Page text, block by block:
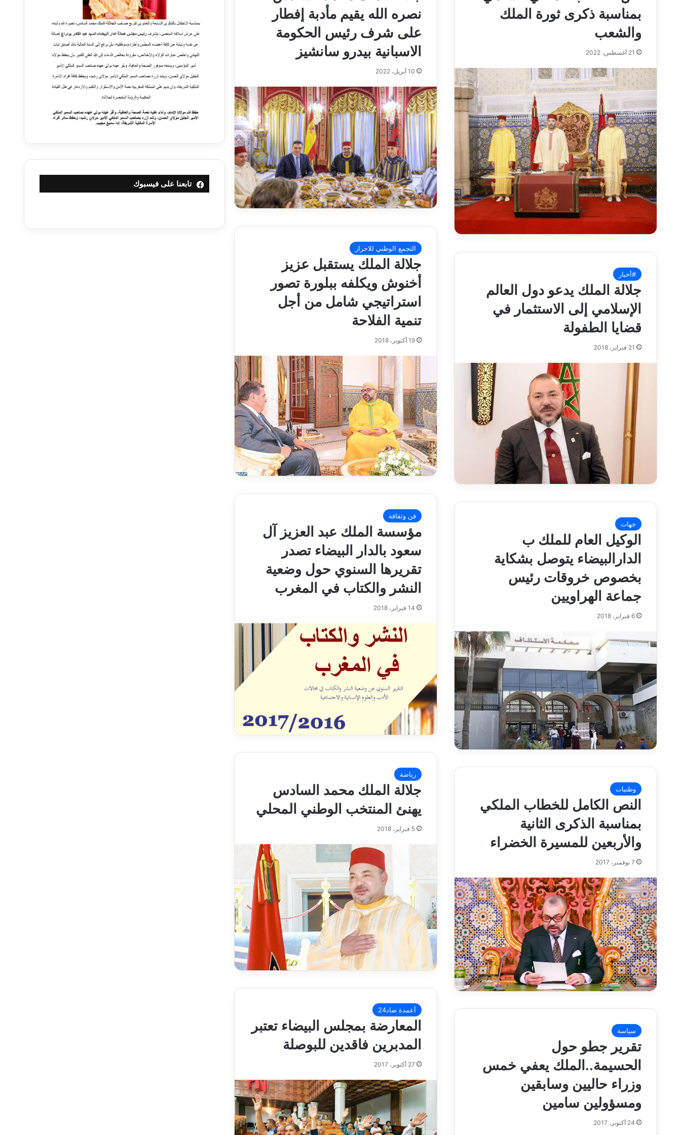
بمناسبة ذكرى ثورة الملك
والشعب
21 أغسطس، 2022
نصره الله يقيم مأدبة إفطار
على شرف رئيس الحكومة
الاسبانية بيدرو سانشيز
10 أبريل، 2022
التجمع الوطني للاحرار
جلالة الملك يستقبل عزيز
أخنوش ويكلفه ببلورة تصور
استراتيجي شامل من أجل
تنمية الفلاحة
19 أكتوبر، 2018
#أخبار
جلالة الملك يدعو دول العالم
الإسلامي إلى الاستثمار في
قضايا الطفولة
21 فبراير، 2018
فن وثقافة
مؤسسة الملك عبد العزيز آل
سعود بالدار البيضاء تصدر
تقريرها السنوي حول وضعية
النشر والكتاب في المغرب
14 فبراير، 2018
جهات
الوكيل العام للملك ب
الدارالبيضاء يتوصل بشكاية
بخصوص خروقات رئيس
جماعة الهراويين
6 فبراير، 2018
رياضة
جلالة الملك محمد السادس
يهنئ المنتخب الوطني المحلي
5 فبراير، 2018
وطنيات
النص الكامل للخطاب الملكي
بمناسبة الذكرى الثانية
والأربعين للمسيرة الخضراء
7 نوفمبر، 2017
أعمدة ضاد24
المعارضة بمجلس البيضاء تعتبر
المدبرين فاقدين للبوصلة
27 أكتوبر، 2017
سياسة
تقرير جطو حول
الحسيمة..الملك يعفي خمس
وزراء حاليين وسابقين
ومسؤولين سامين
24 أكتوبر، 2017
تابعنا على فيسبوك